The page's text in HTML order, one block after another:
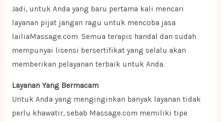
Jadi, untuk Anda yang baru pertama kali mencari
layanan pijat jangan ragu untuk mencoba jasa
lailiaMassage.com. Semua terapis handal dan sudah
mempunyai lisensi bersertifikat yang selalu akan
memberikan pelayanan terbaik untuk Anda.
Layanan Yang Bermacam
Untuk Anda yang menginginkan banyak layanan tidak
perlu khawatir, sebab Massage.com memiliki tipe